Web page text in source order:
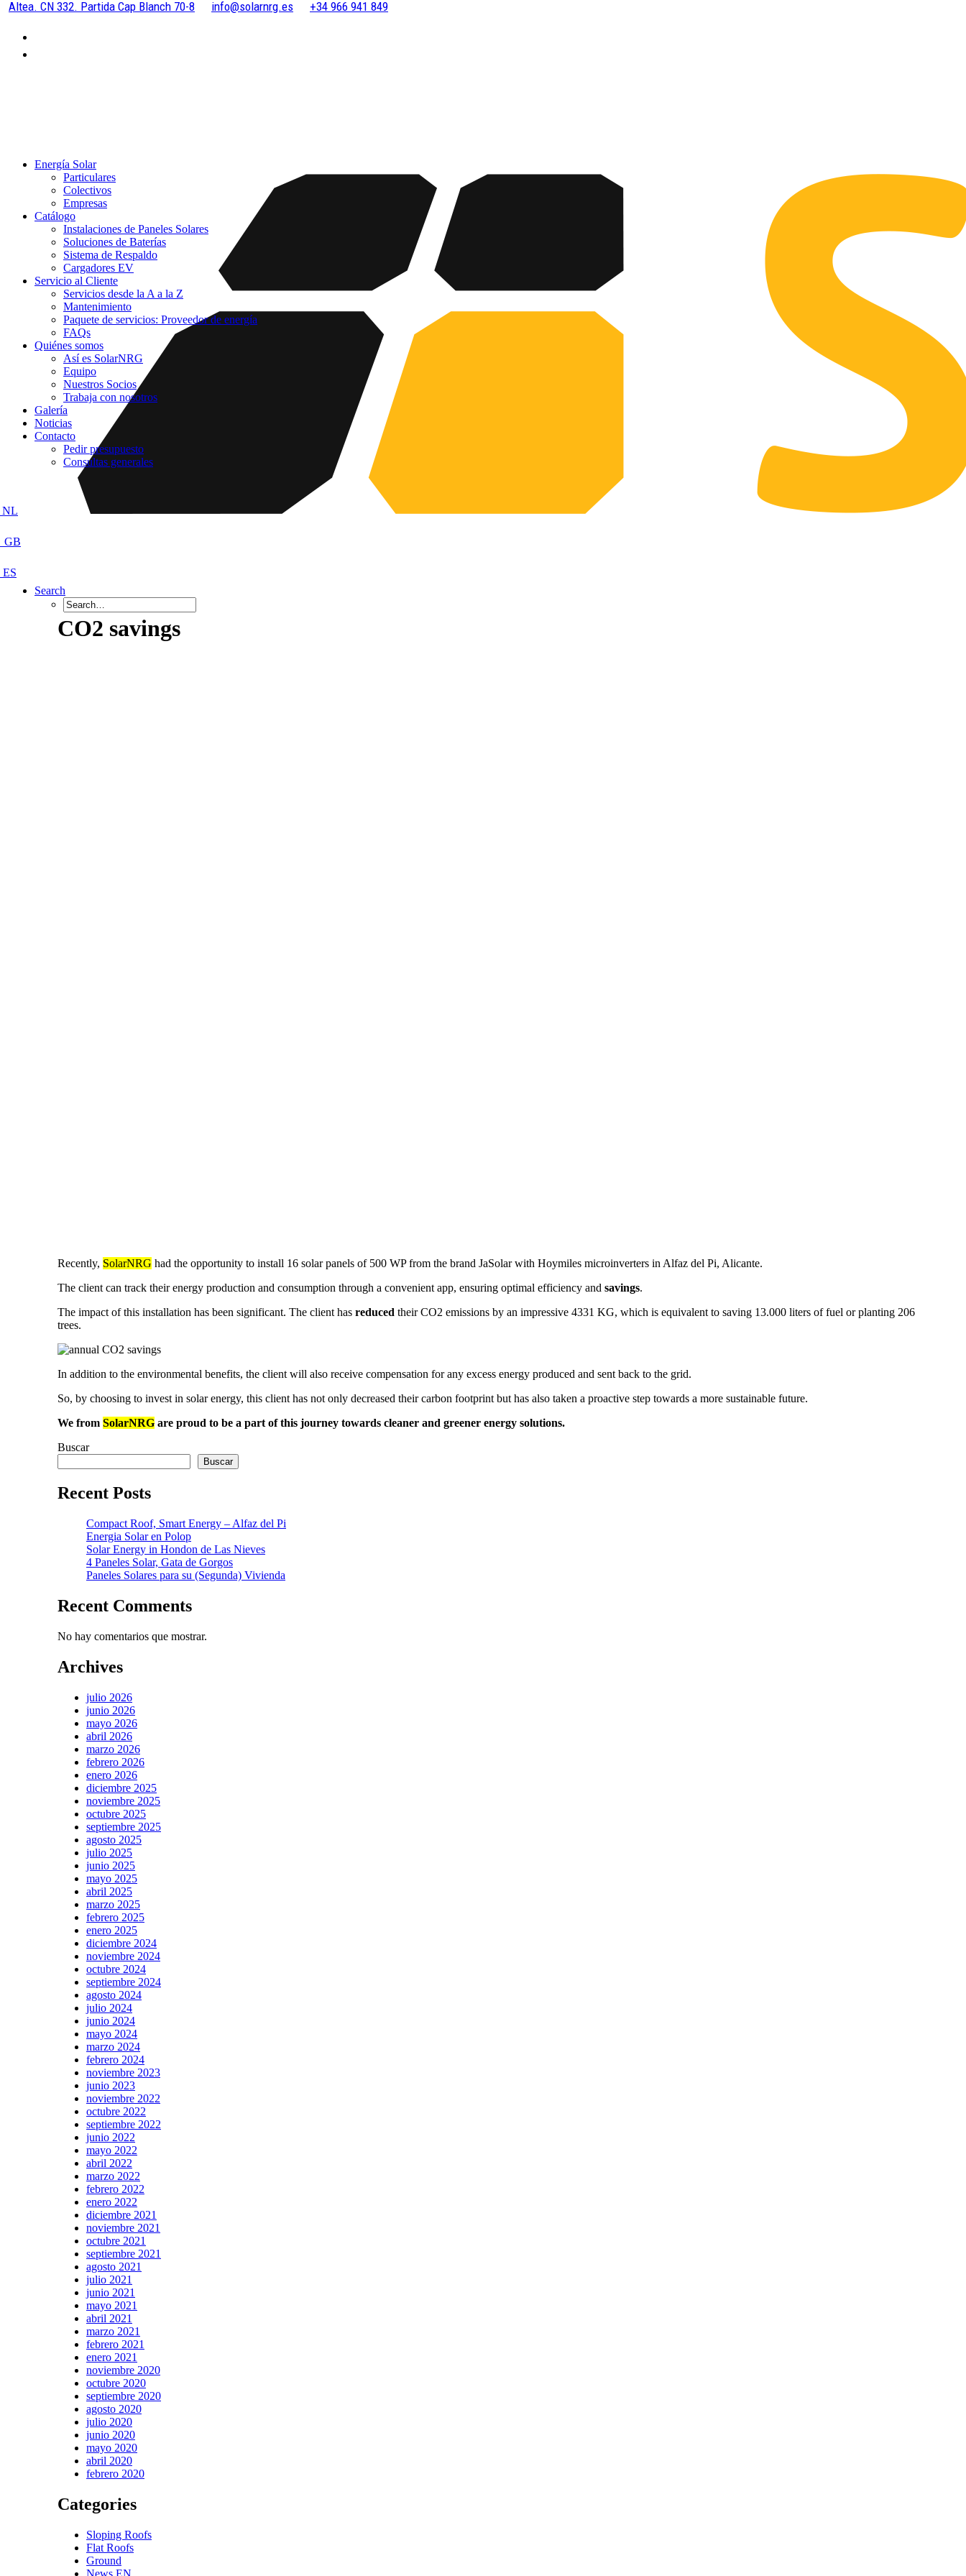
Altea. CN 332. Partida Cap Blanch 70-8 info@solarnrg.es +34 966 941 849
Energía Solar
Particulares
Colectivos
Empresas
Catálogo
Instalaciones de Paneles Solares
Soluciones de Baterías
Sistema de Respaldo
Cargadores EV
Servicio al Cliente
Servicios desde la A a la Z
Mantenimiento
Paquete de servicios: Proveedor de energía
FAQs
Quiénes somos
Así es SolarNRG
Equipo
Nuestros Socios
Trabaja con nosotros
Galería
Noticias
Contacto
Pedir presupuesto
Consultas generales
Search
CO2 savings
Recently, SolarNRG had the opportunity to install 16 solar panels of 500 WP from the brand JaSolar with Hoymiles microinverters in Alfaz del Pi, Alicante.
The client can track their energy production and consumption through a convenient app, ensuring optimal efficiency and savings.
The impact of this installation has been significant. The client has reduced their CO2 emissions by an impressive 4331 KG, which is equivalent to saving 13.000 liters of fuel or planting 206
trees.
In addition to the environmental benefits, the client will also receive compensation for any excess energy produced and sent back to the grid.
So, by choosing to invest in solar energy, this client has not only decreased their carbon footprint but has also taken a proactive step towards a more sustainable future.
We from SolarNRG are proud to be a part of this journey towards cleaner and greener energy solutions.
Buscar
Buscar
Recent Posts
Compact Roof, Smart Energy – Alfaz del Pi
Energia Solar en Polop
Solar Energy in Hondon de Las Nieves
4 Paneles Solar, Gata de Gorgos
Paneles Solares para su (Segunda) Vivienda
Recent Comments
No hay comentarios que mostrar.
Archives
julio 2026
junio 2026
mayo 2026
abril 2026
marzo 2026
febrero 2026
enero 2026
diciembre 2025
noviembre 2025
octubre 2025
septiembre 2025
agosto 2025
julio 2025
junio 2025
mayo 2025
abril 2025
marzo 2025
febrero 2025
enero 2025
diciembre 2024
noviembre 2024
octubre 2024
septiembre 2024
agosto 2024
julio 2024
junio 2024
mayo 2024
marzo 2024
febrero 2024
noviembre 2023
junio 2023
noviembre 2022
octubre 2022
septiembre 2022
junio 2022
mayo 2022
abril 2022
marzo 2022
febrero 2022
enero 2022
diciembre 2021
noviembre 2021
octubre 2021
septiembre 2021
agosto 2021
julio 2021
junio 2021
mayo 2021
abril 2021
marzo 2021
febrero 2021
enero 2021
noviembre 2020
octubre 2020
septiembre 2020
agosto 2020
julio 2020
junio 2020
mayo 2020
abril 2020
febrero 2020
Categories
Sloping Roofs
Flat Roofs
Ground
News EN